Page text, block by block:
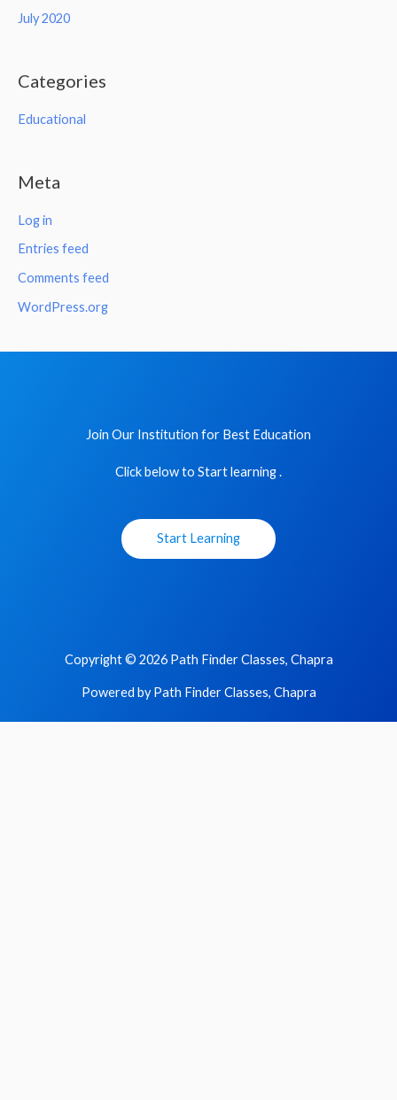
July 2020
Categories
Educational
Meta
Log in
Entries feed
Comments feed
WordPress.org
Join Our Institution for Best Education
Click below to Start learning .
Start Learning
Copyright © 2026 Path Finder Classes, Chapra
Powered by Path Finder Classes, Chapra